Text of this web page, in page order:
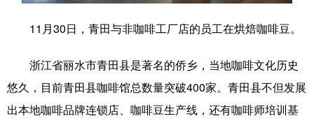
彩票 娱乐 时尚 悦读
11月30日，青田与非咖啡工厂店的员工在烘焙咖啡豆。
浙江省丽水市青田县是著名的侨乡，当地咖啡文化历史
悠久，目前青田县咖啡馆总数量突破400家。青田县不但发展
出本地咖啡品牌连锁店、咖啡豆生产线，还有咖啡师培训基